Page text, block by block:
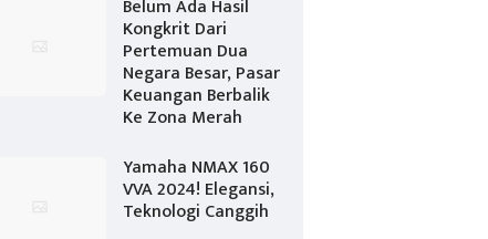
Belum Ada Hasil
Kongkrit Dari
Pertemuan Dua
Negara Besar, Pasar
Keuangan Berbalik
Ke Zona Merah
Yamaha NMAX 160
VVA 2024! Elegansi,
Teknologi Canggih